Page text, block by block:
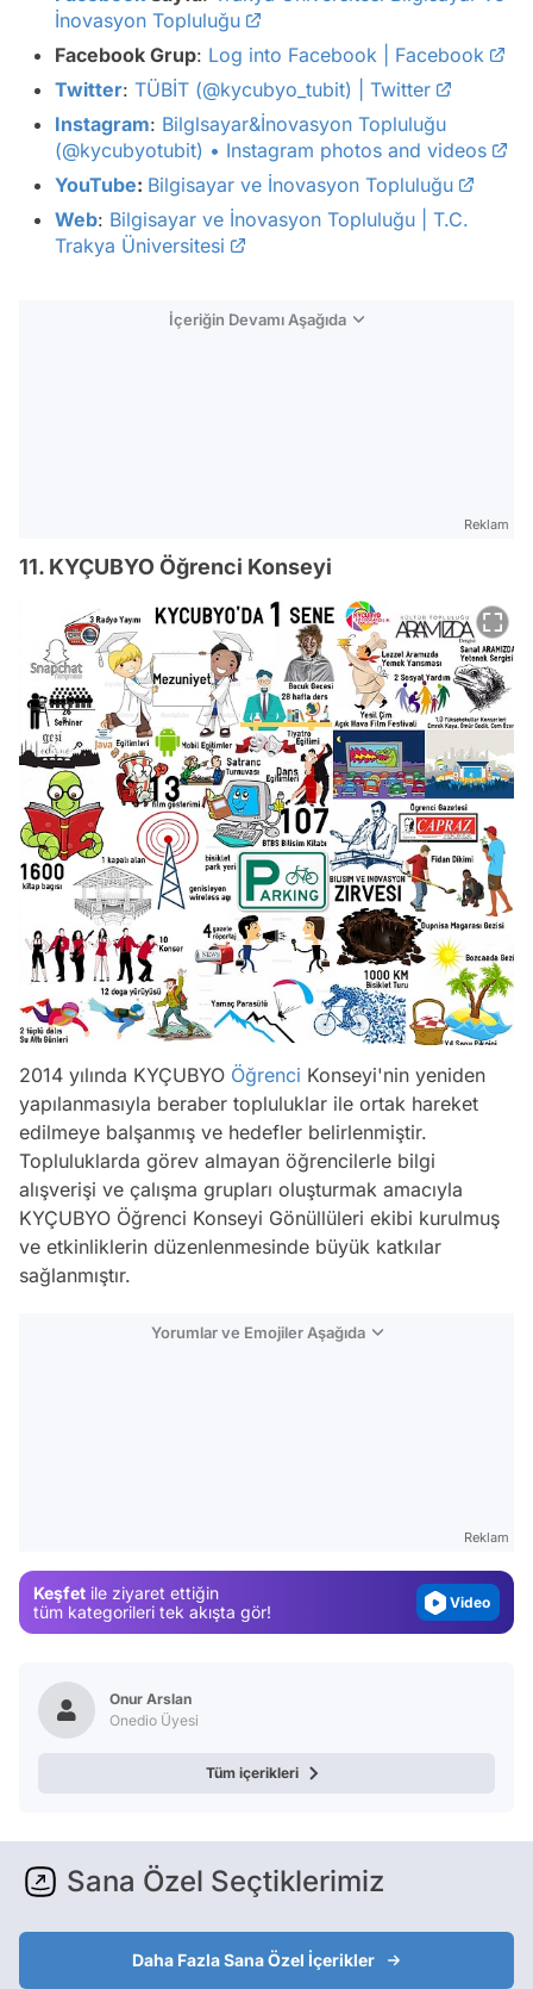
İnovasyon Topluluğu
Facebook Grup: Log into Facebook | Facebook
Twitter: TÜBİT (@kycubyo_tubit) | Twitter
Instagram: Bilglsayar&İnovasyon Topluluğu
(@kycubyotubit) • Instagram photos and videos
YouTube: Bilgisayar ve İnovasyon Topluluğu
Web: Bilgisayar ve İnovasyon Topluluğu | T.C.
Trakya Üniversitesi
İçeriğin Devamı Aşağıda
Reklam
11. KYÇUBYO Öğrenci Konseyi
2014 yılında KYÇUBYO Öğrenci Konseyi'nin yeniden
yapılanmasıyla beraber topluluklar ile ortak hareket
edilmeye balşanmış ve hedefler belirlenmiştir.
Topluluklarda görev almayan öğrencilerle bilgi
alışverişi ve çalışma grupları oluşturmak amacıyla
KYÇUBYO Öğrenci Konseyi Gönüllüleri ekibi kurulmuş
ve etkinliklerin düzenlenmesinde büyük katkılar
sağlanmıştır.
Yorumlar ve Emojiler Aşağıda
Reklam
Keşfet ile ziyaret ettiğin
tüm kategorileri tek akışta gör!
Video
Onur Arslan
Onedio Üyesi
Tüm içerikleri
Sana Özel Seçtiklerimiz
Daha Fazla Sana Özel İçerikler